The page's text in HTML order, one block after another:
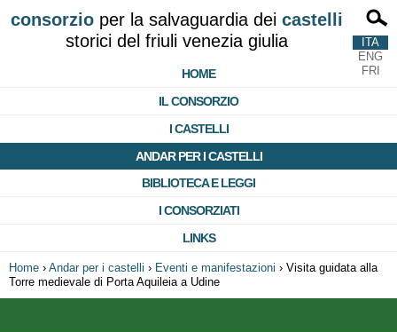
consorzioper la salvaguardia dei castelli
storici del friuli venezia giulia
HOME
IL CONSORZIO
I CASTELLI
ANDAR PER I CASTELLI
BIBLIOTECA E LEGGI
I CONSORZIATI
LINKS
ITA
ENG
FRI
Home › Andar per i castelli › Eventi e manifestazioni › Visita guidata alla
Torre medievale di Porta Aquileia a Udine